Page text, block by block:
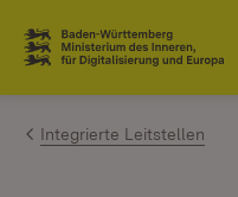
Zum Inhalt
Link zur Startseite
Integrierte Leitstellen